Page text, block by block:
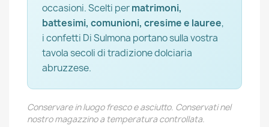
occasioni. Scelti permatrimoni,
battesimi, comunioni, cresime e lauree,
i confetti Di Sulmona portano sulla vostra
tavola secoli di tradizione dolciaria
abruzzese.
Conservare in luogo fresco e asciutto. Conservati nel
nostro magazzino a temperatura controllata.